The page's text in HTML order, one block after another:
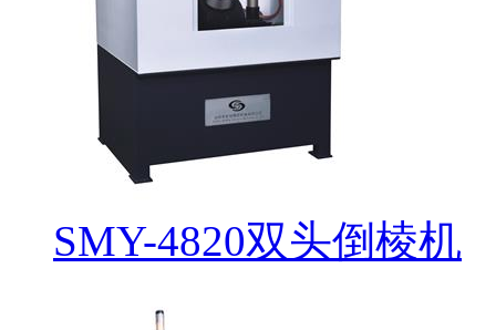
SMY-4820双头倒棱机